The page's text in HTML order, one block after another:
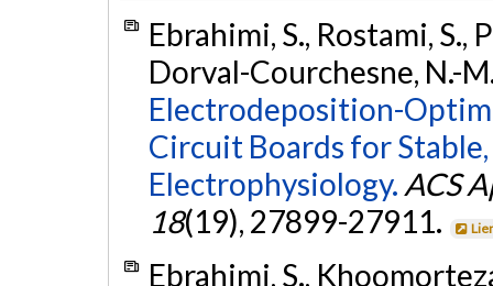
Ebrahimi, S., Rostami, S.,
Dorval-Courchesne, N.-
Electrodeposition-
Circuit Boards for
Electrophysiology. ACS
18(19), 27899-27911.
Ebrahimi, S.,